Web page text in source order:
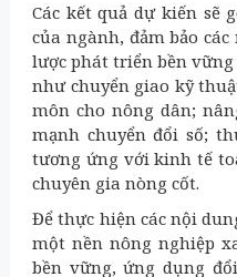
Các kết quả dự kiến sẽ
của ngành, đảm bảo
lược phát triển bền vững
như chuyển giao kỹ
môn cho nông dân;
mạnh chuyển đổi số;
tương ứng với kinh tế
chuyên gia nòng cốt.
Để thực hiện các nội
một nền nông nghiệp
bền vững, ứng dụng